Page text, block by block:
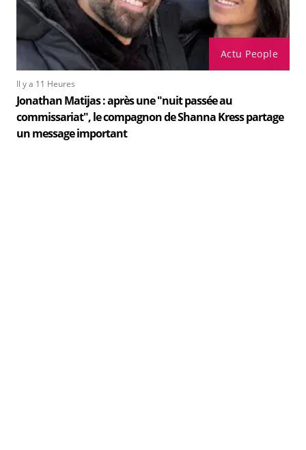
Actu People
Il y a 11 Heures
Jonathan Matijas : après une "nuit passée au
commissariat", le compagnon de Shanna Kress partage
un message important